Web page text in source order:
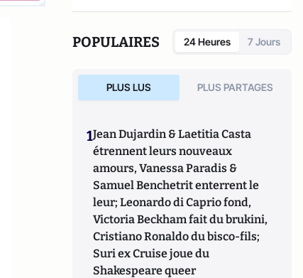
POPULAIRES 24 Heures 7 Jours
PLUS LUS PLUS PARTAGES
1Jean Dujardin & Laetitia Casta
étrennent leurs nouveaux
amours, Vanessa Paradis &
Samuel Benchetrit enterrent le
leur; Leonardo di Caprio fond,
Victoria Beckham fait du brukini,
Cristiano Ronaldo du bisco-fils;
Suri ex Cruise joue du
Shakespeare queer